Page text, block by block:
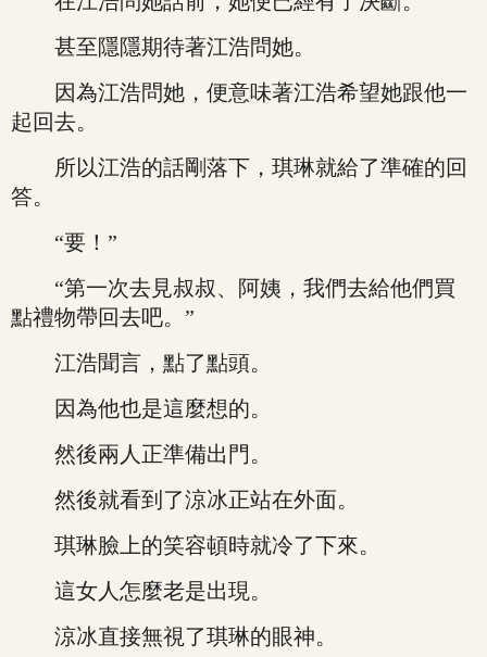
甚至隱隱期待著江浩問她。
因為江浩問她，便意味著江浩希望她跟他一
起回去。
所以江浩的話剛落下，琪琳就給了準確的回
答。
“要！”
“第一次去見叔叔、阿姨，我們去給他們買
點禮物帶回去吧。”
江浩聞言，點了點頭。
因為他也是這麼想的。
然後兩人正準備出門。
然後就看到了涼冰正站在外面。
琪琳臉上的笑容頓時就冷了下來。
這女人怎麼老是出現。
涼冰直接無視了琪琳的眼神。